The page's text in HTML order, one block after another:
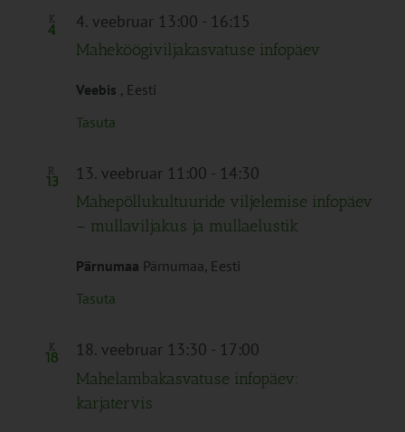
K
4 4. veebruar 13:00 - 16:15
Maheköögiviljakasvatuse infopäev
Veebis , Eesti
Tasuta
R
13 13. veebruar 11:00 - 14:30
Mahepõllukultuuride viljelemise infopäev
– mullaviljakus ja mullaelustik
Pärnumaa Pärnumaa, Eesti
Tasuta
K
18 18. veebruar 13:30 - 17:00
Mahelambakasvatuse infopäev:
karjatervis